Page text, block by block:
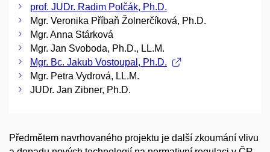
prof. JUDr. Radim Polčák, Ph.D.
Mgr. Veronika Příbaň Žolnerčíková, Ph.D.
Mgr. Anna Stárková
Mgr. Jan Svoboda, Ph.D., LL.M.
Mgr. Bc. Jakub Vostoupal, Ph.D.
Mgr. Petra Vydrová, LL.M.
JUDr. Jan Zibner, Ph.D.
Předmětem navrhovaného projektu je další zkoumání vlivu